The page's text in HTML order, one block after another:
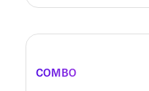
COMBO